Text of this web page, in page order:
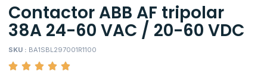
Contactor ABB AF tripolar
38A 24-60 VAC / 20-60 VDC
SKU : BA1SBL297001R1100